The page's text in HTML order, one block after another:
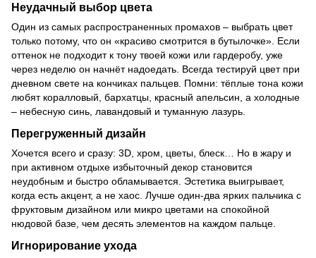
Неудачный выбор цвета
Один из самых распространенных промахов – выбрать цвет
только потому, что он «красиво смотрится в бутылочке». Если
оттенок не подходит к тону твоей кожи или гардеробу, уже
через неделю он начнёт надоедать. Всегда тестируй цвет при
дневном свете на кончиках пальцев. Помни: тёплые тона кожи
любят коралловый, бархатцы, красный апельсин, а холодные
– небесную синь, лавандовый и туманную лазурь.
Перегруженный дизайн
Хочется всего и сразу: 3D, хром, цветы, блеск… Но в жару и
при активном отдыхе избыточный декор становится
неудобным и быстро обламывается. Эстетика выигрывает,
когда есть акцент, а не хаос. Лучше один-два ярких пальчика с
фруктовым дизайном или микро цветами на спокойной
нюдовой базе, чем десять элементов на каждом пальце.
Игнорирование ухода